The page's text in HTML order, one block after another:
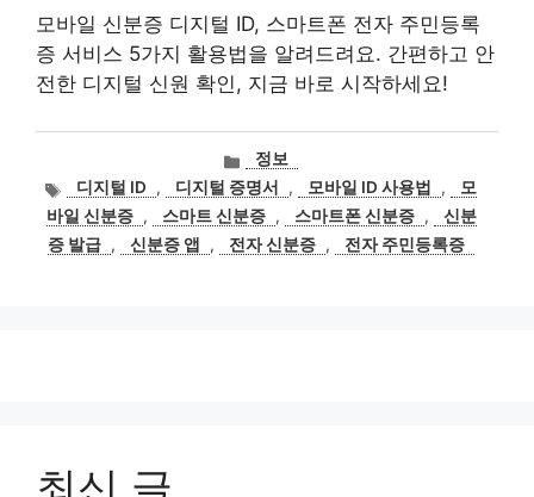
모바일 신분증 디지털 ID, 스마트폰 전자 주민등록
증 서비스 5가지 활용법을 알려드려요. 간편하고 안
전한 디지털 신원 확인, 지금 바로 시작하세요!
카
테
고
리
정보
태
그
디지털 ID , 디지털 증명서 , 모바일 ID 사용법 ,
모
바일 신분증 , 스마트 신분증 , 스마트폰 신분증 ,
신분
증 발급 , 신분증 앱 , 전자 신분증 , 전자 주민등록증
최신 글